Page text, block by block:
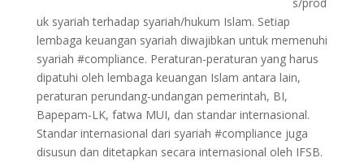
s/prod
uk syariah terhadap syariah/hukum Islam. Setiap
lembaga keuangan syariah diwajibkan untuk memenuhi
syariah #compliance. Peraturan-peraturan yang harus
dipatuhi oleh lembaga keuangan Islam antara lain,
peraturan perundang-undangan pemerintah, BI,
Bapepam-LK, fatwa MUI, dan standar internasional.
Standar internasional dari syariah #compliance juga
disusun dan ditetapkan secara internasional oleh IFSB.